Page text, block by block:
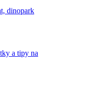
dinopark
a tipy na